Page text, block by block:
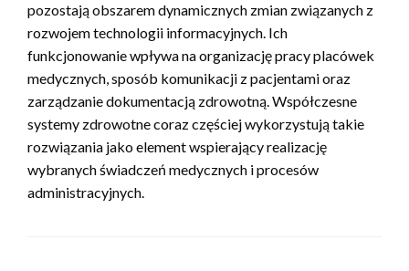
pozostają obszarem dynamicznych zmian związanych z
rozwojem technologii informacyjnych. Ich
funkcjonowanie wpływa na organizację pracy placówek
medycznych, sposób komunikacji z pacjentami oraz
zarządzanie dokumentacją zdrowotną. Współczesne
systemy zdrowotne coraz częściej wykorzystują takie
rozwiązania jako element wspierający realizację
wybranych świadczeń medycznych i procesów
administracyjnych.